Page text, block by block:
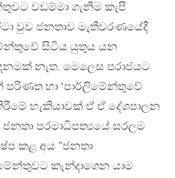
වඩම්මා ගැනීම කැපී
වුව ජනතාව මැතිවරණයේදී
සිටිය යුතුය යන
නැත. මෙලෙස පරාජයට
හා ‘පාර්ලිමේන්තුවේ
හැකියාවක් ඒ ඒ දේශපාලන
පරමාධිපත්‍යයේ සරලම
කළ අය ”ජනතා
කැන්දාගෙන යාම